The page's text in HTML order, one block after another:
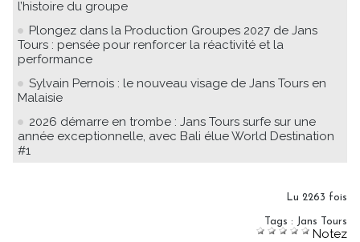
l’histoire du groupe
Plongez dans la Production Groupes 2027 de Jans
Tours : pensée pour renforcer la réactivité et la
performance
Sylvain Pernois : le nouveau visage de Jans Tours en
Malaisie
2026 démarre en trombe : Jans Tours surfe sur une
année exceptionnelle, avec Bali élue World Destination
#1
Lu 2263 fois
Tags : Jans Tours
Notez